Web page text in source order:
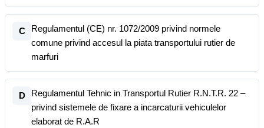
C
Regulamentul (CE) nr. 1072/2009 privind normele
comune privind accesul la piata transportului rutier de
marfuri
D
Regulamentul Tehnic in Transportul Rutier R.N.T.R. 22 –
privind sistemele de fixare a incarcaturii vehiculelor
elaborat de R.A.R